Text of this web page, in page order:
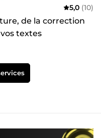
5,0 (10)
de la correction
textes